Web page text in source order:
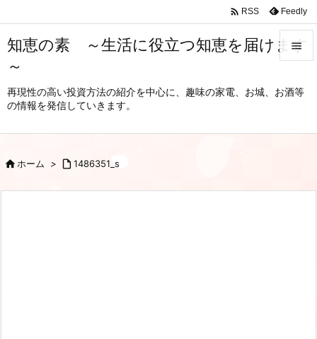
知恵の素 ～生活に役立つ知恵を届けます
～
再現性の高い投資方法の紹介を中心に、趣味の家電、お城、お酒等
の情報を発信していきます。

メニュ
 RSS Feedly
ホーム >  1486351_s